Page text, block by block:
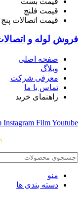
قیمت فلنچ
قیمت اتصالات پنج
فروش لوله و
صفحه اصلی
وبلاگ
معرفی شرکت
تماس با ما
راهنمای خرید
Instagram FilmYoutube
منو
دسته بندی ها